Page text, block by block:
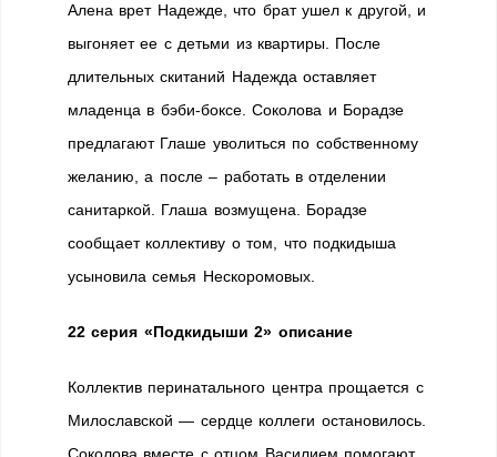
Алена врет Надежде, что брат ушел к другой, и
выгоняет ее с детьми из квартиры. После
длительных скитаний Надежда оставляет
младенца в бэби-боксе. Соколова и Борадзе
предлагают Глаше уволиться по собственному
желанию, а после – работать в отделении
санитаркой. Глаша возмущена. Борадзе
сообщает коллективу о том, что подкидыша
усыновила семья Нескоромовых.
22 серия «Подкидыши 2» описание
Коллектив перинатального центра прощается с
Милославской — сердце коллеги остановилось.